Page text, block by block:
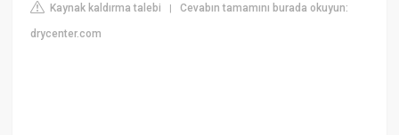
Kaynak kaldırma talebi |Cevabın tamamını burada okuyun:
drycenter.com